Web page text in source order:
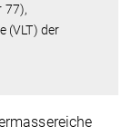
77),
(VLT) der